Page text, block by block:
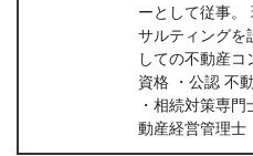
ーとして従事。
サルティングを
しての不動産
資格 ・公認 不
・相続対策専
動産経営管理